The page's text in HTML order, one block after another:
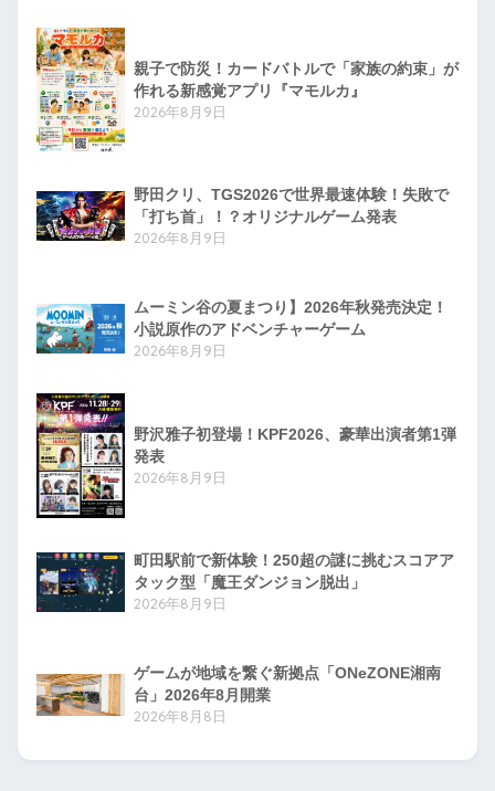
親子で防災！カードバトルで「家族の約束」が
作れる新感覚アプリ『マモルカ』
2026年8月9日
野田クリ、TGS2026で世界最速体験！失敗で
「打ち首」！？オリジナルゲーム発表
2026年8月9日
ムーミン谷の夏まつり】2026年秋発売決定！
小説原作のアドベンチャーゲーム
2026年8月9日
野沢雅子初登場！KPF2026、豪華出演者第1弾
発表
2026年8月9日
町田駅前で新体験！250超の謎に挑むスコアア
タック型「魔王ダンジョン脱出」
2026年8月9日
ゲームが地域を繋ぐ新拠点「ONeZONE湘南
台」2026年8月開業
2026年8月8日